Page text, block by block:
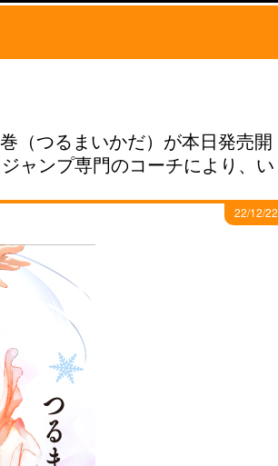
（つるまいかだ）が本日発売開
ャンプ専門のコーチにより、い
22/12/22